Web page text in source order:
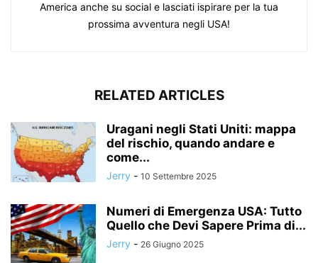
America anche su social e lasciati ispirare per la tua
prossima avventura negli USA!
RELATED ARTICLES
Uragani negli Stati Uniti: mappa
del rischio, quando andare e
come...
Jerry - 10 Settembre 2025
Numeri di Emergenza USA: Tutto
Quello che Devi Sapere Prima di...
Jerry - 26 Giugno 2025